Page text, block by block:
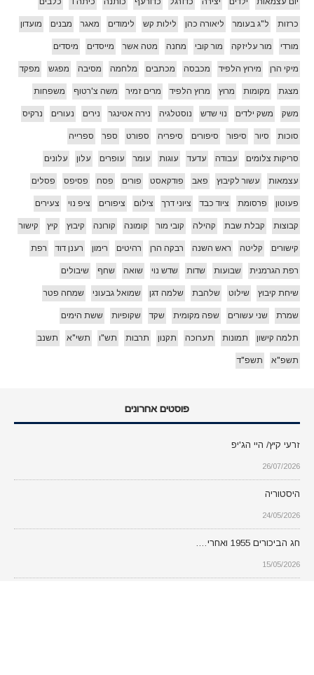
כרזות ל"ג בעומר ליאורה כהן לילות קש לימודים מאגר מבנים מועדון
מורדי מור עליזקה מור קובי מחנה מטה אשר מייסדים מיסדים
מיקי הרן מירוץ הלפיד מכבסה מכתבים מלחמה מסיבה מפגש מפקד
מצגת מקומות מרוץ מרוץ הלפיד מרים זמיר משה צ'רטוף משפחות
משק משק ילדים נוי שדש נוסטלגיה נירה אטינגר נירים נעורים נרקיס
סוכות סיור סיפור סיפורים סיפריה ספורט ספר ספרייה
סריקות צלומים עבודה עדעד עוגות עומר עופרים עלון עלונים
עצמאות עשור לקיבוץ פאב פודקאסט פורים פסח פסיפס פסלים
פעוטון פרסומת ציוד כבד ציוני דרך צילום ציפורים ציפ נוי צעירים
קבוצות קבלת שבת קהילה קובי מור קומונה קורונה קיבוץ קיץ קישור
קישורים קליטה ראש השנה רבקה הרן רהיטים רימון רענן דוד רפת
רפת הגרמנית שבועות שדות שדש נוי שואה שחף שיבולים
שיחת קיבוץ שילוט שלהבת שלמה דגן שמואל גבעוני שמחה פטר
שמרת שני עשורים שפה מקומית שקד שקופיות ששת הימים
תלמה קישון תמונות תערוכה תקנון תרבות תש"ו תשי"א תשנב
תשפ"א תשפ"ד
פוסטים אחרונים
זרעי קיץ/ היי הג'יפ
26/07/2026
היסטוריה
24/05/2026
חג הביכורים 1955 ואחרי….
15/05/2026